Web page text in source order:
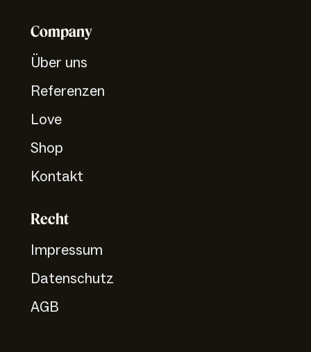
Company
Über uns
Referenzen
Love
Shop
Kontakt
Recht
Impressum
Datenschutz
AGB